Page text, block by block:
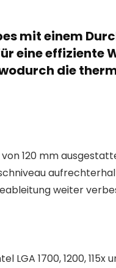
mit einem
eine effiziente
die
120 mm
weiter
1700, 1200, 115x